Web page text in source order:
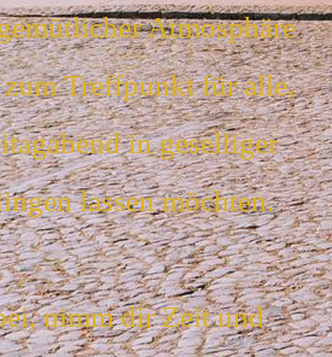
Atmosphäre
Treffpunkt für alle,
in geselliger
lassen möchten.
nimm dir Zeit und